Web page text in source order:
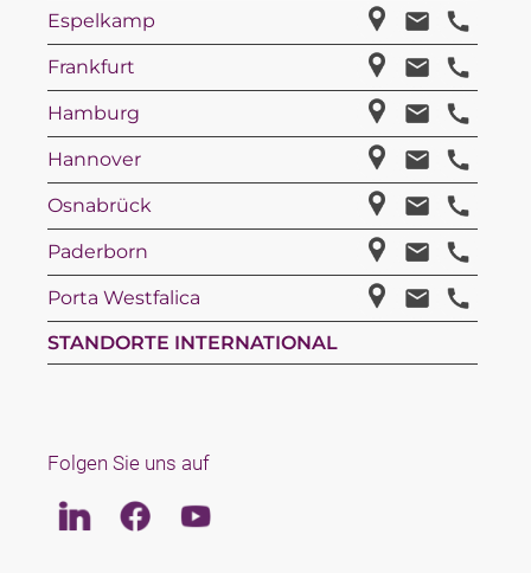
Espelkamp
Frankfurt
Hamburg
Hannover
Osnabrück
Paderborn
Porta Westfalica
STANDORTE INTERNATIONAL
Folgen Sie uns auf
LinkedinFacebookYoutube